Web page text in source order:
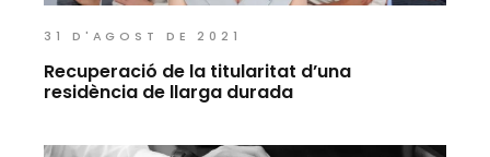
31 D'AGOST DE 2021
Recuperació de la titularitat d’una
residència de llarga durada